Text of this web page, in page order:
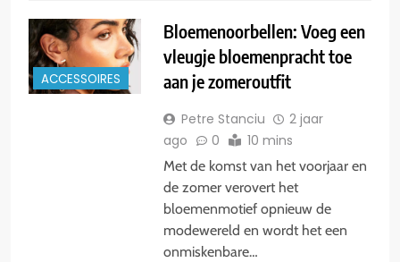
ACCESSOIRES
Bloemenoorbellen: Voeg een
vleugje bloemenpracht toe
aan je zomeroutfit
Petre Stanciu
2 jaar
ago
0 10 mins
Met de komst van het voorjaar en
de zomer verovert het
bloemenmotief opnieuw de
modewereld en wordt het een
onmiskenbare…